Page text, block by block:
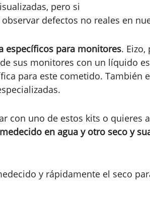
pero si
defectos no reales en
específicos para monitores.
sus monitores con un líquido
para este cometido. También
con uno de estos kits o quieres
en agua y otro seco y
y rápidamente el seco